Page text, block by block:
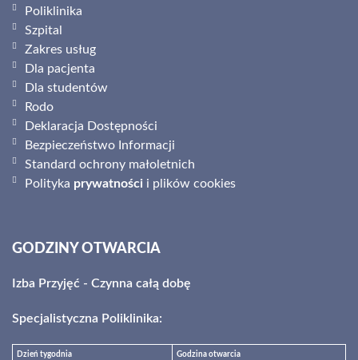
Poliklinika
Szpital
Zakres usług
Dla pacjenta
Dla studentów
Rodo
Deklaracja Dostępności
Bezpieczeństwo Informacji
Standard ochrony małoletnich
Polityka prywatności i plików cookies
GODZINY OTWARCIA
Izba Przyjęć - Czynna całą dobę
Specjalistyczna Poliklinika:
Dzień tygodnia Godzina otwarcia